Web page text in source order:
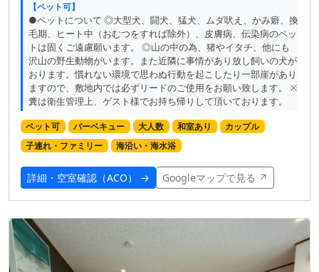
【ペット可】
●ペットについて ◎大型犬、闘犬、猛犬、ムダ吠え、かみ癖、換
毛期、ヒート中（おむつをすれば除外）、皮膚病、伝染病のペッ
トは固くご遠慮願います。 ◎山の中の為、猪やイタチ、他にも
沢山の野生動物がいます。また近隣に事情があり放し飼いの犬が
おります。慣れない環境で思わぬ行動を起こしたり一部崖があり
ますので、敷地内では必ずリードのご使用をお願い致します。 ※
糞は衛生管理上、ゲスト様でお持ち帰りして頂いております。
ペット可 バーベキュー 大人数 和室あり
カップル
子連れ・ファミリー
海沿い・海水浴
詳細・空室確認（ACO） → Googleマップで見る ↗